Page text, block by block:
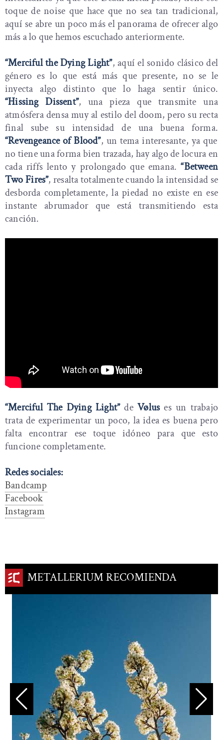
toque de noise que hace que no sea tan tradicional,
aquí se abre un poco más el panorama de ofrecer algo
más a lo que hemos escuchado anteriormente.
“Merciful the Dying Light”, aquí el sonido clásico del
género es lo que está más que presente, no se le
inyecta algo distinto que lo haga sentir único.
“Hissing Dissent”, una pieza que transmite una
atmósfera densa muy al estilo del doom, pero su recta
final sube su intensidad de una buena forma.
“Revengeance of Blood”, un tema interesante, ya que
no tiene una forma bien trazada, hay algo de locura en
cada riffs lento y prolongado que emana.“Between
Two Fires”, resalta totalmente cuando la intensidad se
desborda completamente, la piedad no existe en ese
instante abrumador que está transmitiendo esta
canción.
“Merciful The Dying Light”deVøluses un trabajo
trata de experimentar un poco, la idea es buena pero
falta encontrar ese toque idóneo para que esto
funcione completamente.
Redes sociales:
Bandcamp
Facebook
Instagram
METALLERIUM RECOMIENDA